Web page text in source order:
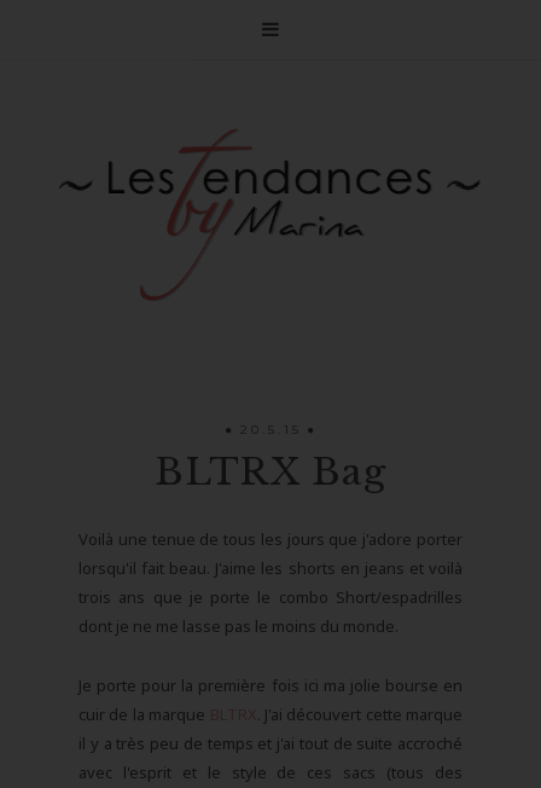

20.5.15
BLTRX Bag
Voilà une tenue de tous les jours que j'adore porter
lorsqu'il fait beau. J'aime les shorts en jeans et voilà
trois ans que je porte le combo Short/espadrilles
dont je ne me lasse pas le moins du monde.
Je porte pour la première fois ici ma jolie bourse en
cuir de la marque
. J'ai découvert cette marque
il y a très peu de temps et j'ai tout de suite accroché
avec l'esprit et le style de ces sacs (tous des